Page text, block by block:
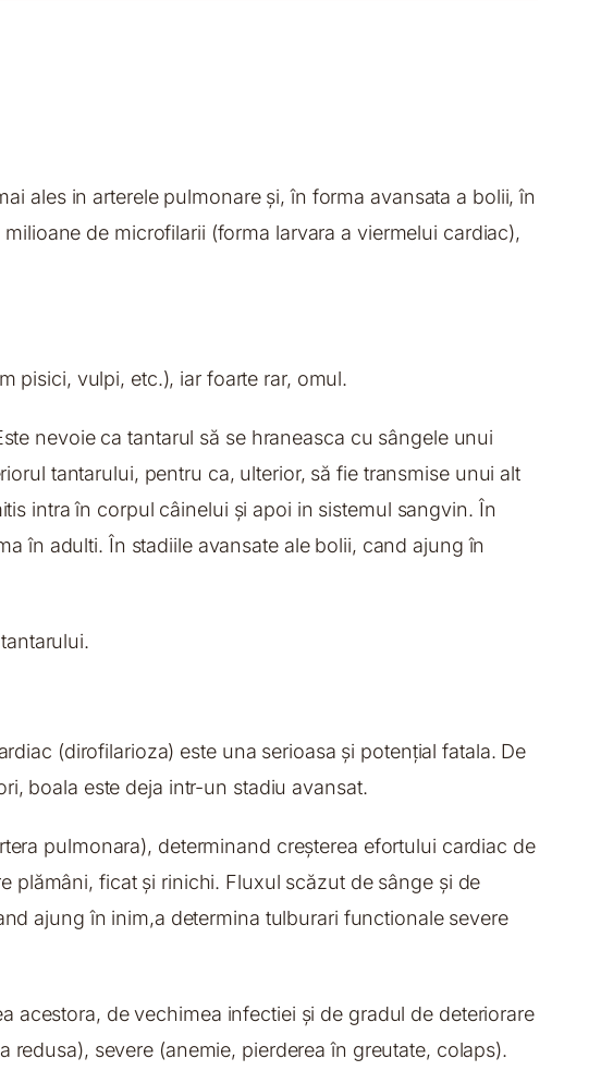
ales in arterele pulmonare și, în forma avansata a bolii, în
de microfilarii (forma larvara a viermelui cardiac),
pisici, vulpi, etc.), iar foarte rar, omul.
nevoie ca tantarul să se hraneasca cu sângele unui
tantarului, pentru ca, ulterior, să fie transmise unui alt
intra în corpul câinelui și apoi in sistemul sangvin. În
în adulti. În stadiile avansate ale bolii, cand ajung în
(dirofilarioza) este una serioasa și potențial fatala. De
boala este deja intr-un stadiu avansat.
pulmonara), determinand creșterea efortului cardiac de
plămâni, ficat și rinichi. Fluxul scăzut de sânge și de
ajung în inim,a determina tulburari functionale severe
acestora, de vechimea infectiei și de gradul de deteriorare
severe (anemie, pierderea în greutate, colaps).